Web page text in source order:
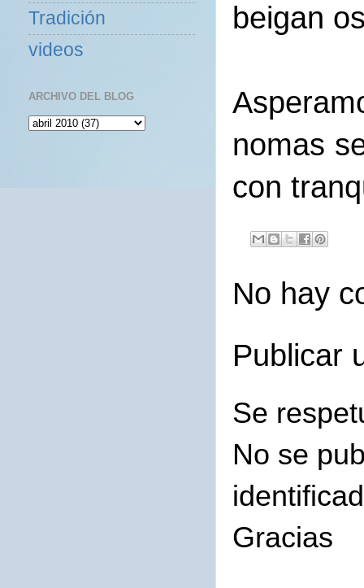
beigan
nomas
con
No hay
Publicar
Se
No se
Gracias
Tradición
videos
ARCHIVO DEL BLOG